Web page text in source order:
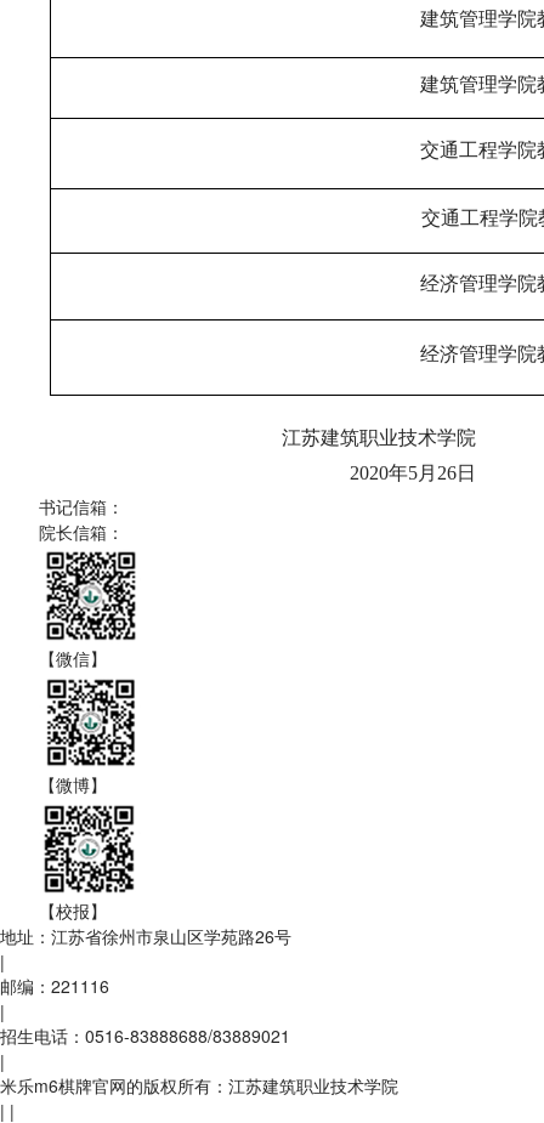
建筑管理学院
建筑管理学院
交通工程学院
交通工程学院
经济管理学院
经济管理学院
江苏建筑职业技术学院
2020年5月26日
书记信箱：
院长信箱：
【微信】
【微博】
【校报】
地址：江苏省徐州市泉山区学苑路26号
|
邮编：221116
|
招生电话：0516-83888688/83889021
|
米乐m6棋牌官网的版权所有：江苏建筑职业技术学院
| |